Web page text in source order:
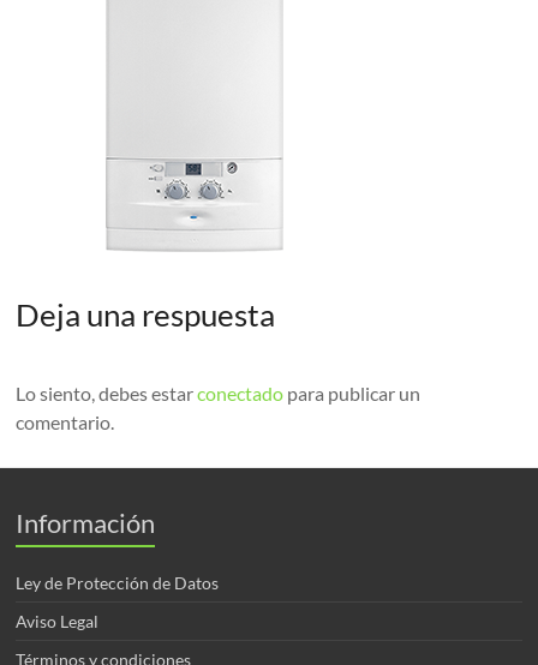
Deja una respuesta
Lo siento, debes estarconectado para publicar un
comentario.
Información
Ley de Protección de Datos
Aviso Legal
Términos y condiciones